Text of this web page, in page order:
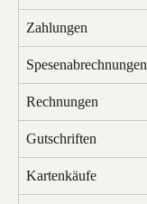
Zahlungen
Spesenabrechnungen
Rechnungen
Gutschriften
Kartenkäufe